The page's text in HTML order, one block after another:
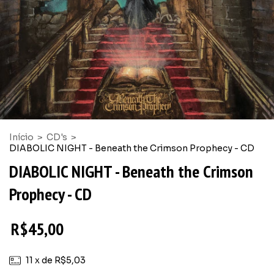
Início > CD's >
DIABOLIC NIGHT - Beneath the Crimson Prophecy - CD
DIABOLIC NIGHT - Beneath the Crimson
Prophecy - CD
R$45,00
11 x de R$5,03